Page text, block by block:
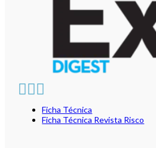
Ficha Técnica
Ficha Técnica Revista Risco